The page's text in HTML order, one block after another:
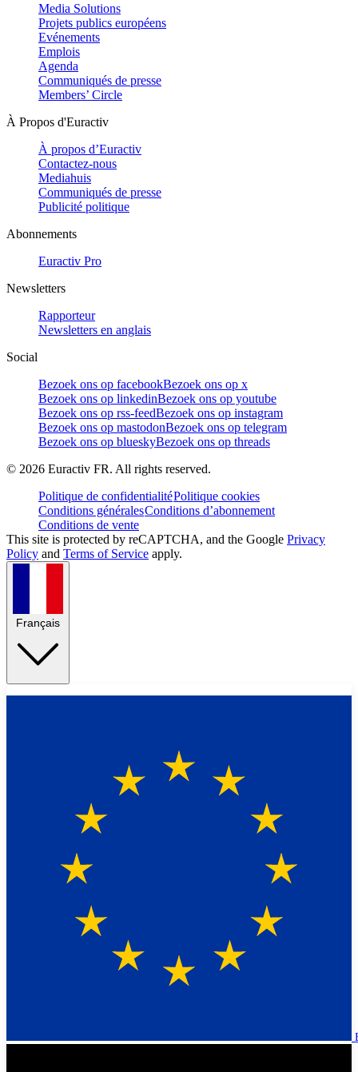
Media Solutions
Projets publics européens
Evénements
Emplois
Agenda
Communiqués de presse
Members’ Circle
À Propos d'Euractiv
À propos d’Euractiv
Contactez-nous
Mediahuis
Communiqués de presse
Publicité politique
Abonnements
Euractiv Pro
Newsletters
Rapporteur
Newsletters en anglais
Social
Bezoek ons op facebookBezoek ons op x
Bezoek ons op linkedinBezoek ons op youtube
Bezoek ons op rss-feedBezoek ons op instagram
Bezoek ons op mastodonBezoek ons op telegram
Bezoek ons op blueskyBezoek ons op threads
© 2026 Euractiv FR. All rights reserved.
Politique de confidentialitéPolitique cookies
Conditions généralesConditions d’abonnement
Conditions de vente
This site is protected by reCAPTCHA, and the Google Privacy
Policy and Terms of Service apply.
Français